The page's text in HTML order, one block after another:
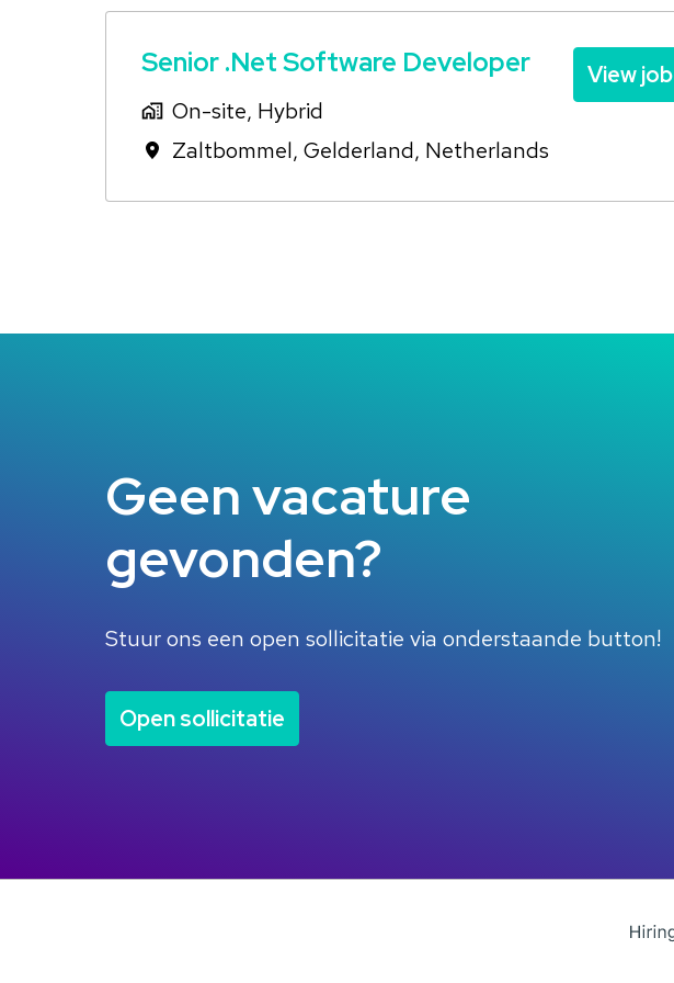
Senior .Net Software Developer
On-site, Hybrid
Zaltbommel, Gelderland, Netherlands
View job
Geen vacature
gevonden?
Stuur ons een open sollicitatie via onderstaande button!
Open sollicitatie